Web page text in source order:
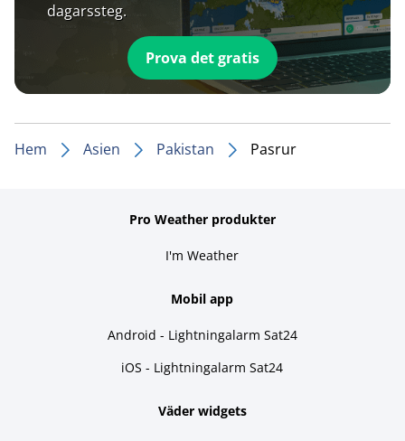
dagarssteg.
Prova det gratis
Hem Asien Pakistan Pasrur
Pro Weather produkter
I'm Weather
Mobil app
Android - Lightningalarm Sat24
iOS - Lightningalarm Sat24
Väder widgets